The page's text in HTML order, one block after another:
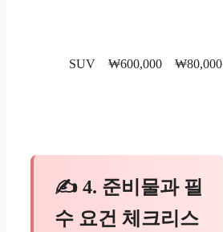
SUV ₩600,000 ₩80,000
✍ 4. 준비물과 필
수 요건 체크리스